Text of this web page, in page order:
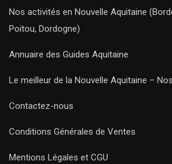
Nos activités en Nouvelle Aquitaine
Poitou, Dordogne)
Annuaire des Guides Aquitaine
Le meilleur de la Nouvelle Aquitaine –
Contactez-nous
Conditions Générales de Ventes
Mentions Légales et CGU